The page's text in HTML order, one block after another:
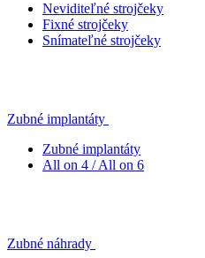
Neviditeľné strojčeky
Fixné strojčeky
Snímateľné strojčeky
Zubné implantáty
Zubné implantáty
All on 4 / All on 6
Zubné náhrady